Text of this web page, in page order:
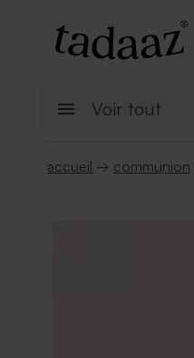
Voir tout
accueil → communion